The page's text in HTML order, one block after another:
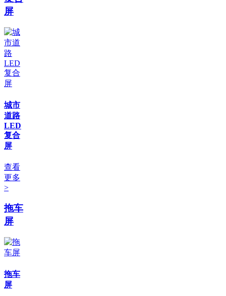
屏
城市
道路
LED
复合
屏
查看
更多
>
拖车
屏
拖车
屏